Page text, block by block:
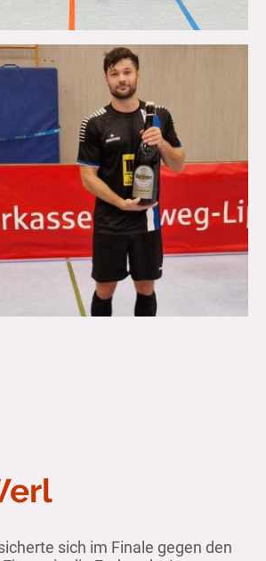
sich im Finale gegen den